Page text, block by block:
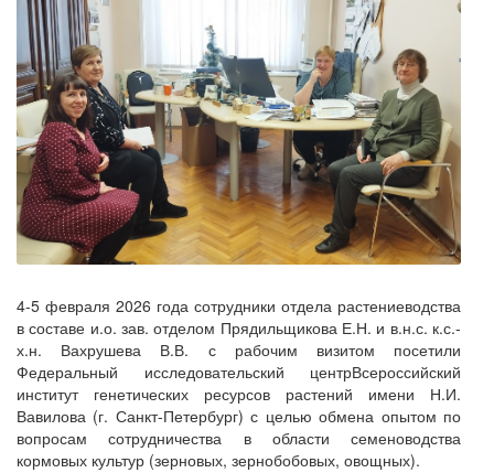
4-5 февраля 2026 года сотрудники отдела растениеводства
в составе и.о. зав. отделом Прядильщикова Е.Н. и в.н.с. к.с.-
х.н. Вахрушева В.В. с рабочим визитом посетили
Федеральный исследовательский центрВсероссийский
институт генетических ресурсов растений имени Н.И.
Вавилова (г. Санкт-Петербург) с целью обмена опытом по
вопросам сотрудничества в области семеноводства
кормовых культур (зерновых, зернобобовых, овощных).